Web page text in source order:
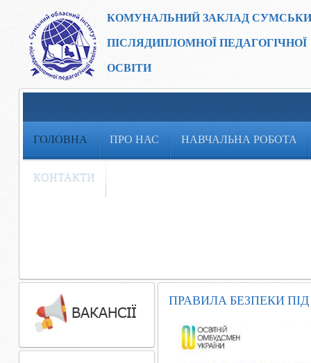
КОМУНАЛЬНИЙ ЗАКЛАД
ПІСЛЯДИПЛОМНОЇ ПЕДАГОГІЧНОЇ
ОСВІТИ
ГОЛОВНА ПРО НАС НАВЧАЛЬНА РОБОТА
КОНТАКТИ
ПРАВИЛА БЕЗПЕКИ